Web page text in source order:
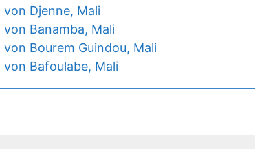
Djenne, Mali
Banamba, Mali
Bourem Guindou, Mali
Bafoulabe, Mali